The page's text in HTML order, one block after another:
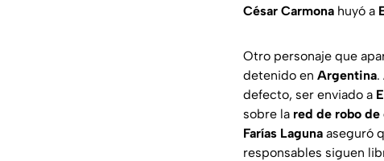
César Carmona huyó a
Otro personaje que
detenido en Argentina.
defecto, ser enviado a
sobre la red de robo
Farías Laguna aseguró
responsables siguen